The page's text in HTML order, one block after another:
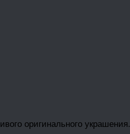
оригинального украшения.